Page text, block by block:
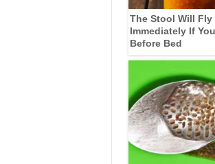
The Stool Will Fly
Immediately If
Before Bed